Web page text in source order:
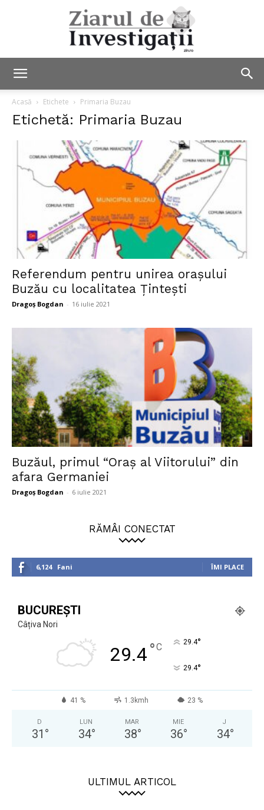
Investigații
Acasă Etichete Primaria Buzau
Etichetă: Primaria Buzau
Referendum pentru unirea oraşului
Buzău cu localitatea Ţinteşti
Dragoș Bogdan - 16 iulie 2021
Buzăul, primul “Oraș al Viitorului” din
afara Germaniei
Dragoș Bogdan - 6 iulie 2021
RĂMÂI CONECTAT
6,124 Fani ÎMI PLACE
BUCUREȘTI
Câțiva Nori
29.4°C 29.4°
29.4°
41 % 1.3kmh 23 %
D
31 °
LUN
34°
MAR
38°
MIE
36°
J
34°
ULTIMUL ARTICOL